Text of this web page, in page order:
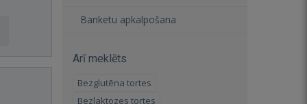
Banketu apkalpošana
Arī meklēts
Bezglutēna tortes
Bezlaktozes tortes